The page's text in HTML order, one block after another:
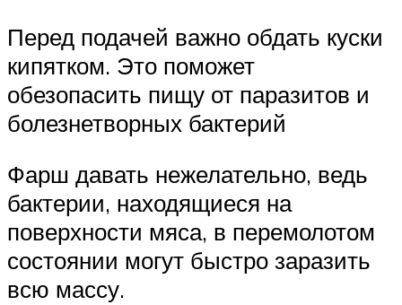
Перед подачей важно обдать куски
кипятком. Это поможет
обезопасить пищу от паразитов и
болезнетворных бактерий
Фарш давать нежелательно, ведь
бактерии, находящиеся на
поверхности мяса, в перемолотом
состоянии могут быстро заразить
всю массу.